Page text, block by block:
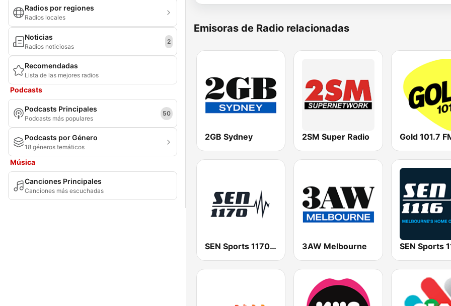
Radios por regiones
Radios locales
Noticias
Radios noticiosas
2
Recomendadas
Lista de las mejores radios
Podcasts
Podcasts Principales
Podcasts más populares
50
Podcasts por Género
18 géneros temáticos
Música
Canciones Principales
Canciones más escuchadas
Emisoras de Radio relacionadas
2GB Sydney 2SM Super Radio Gold 101.7
SEN Sports 1170 Sydney 3AW Melbourne